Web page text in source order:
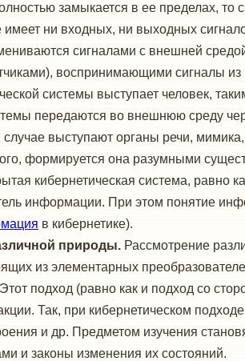
замыкается в ее пределах, то
имеет ни входных, ни выходных
сигналами с внешней
воспринимающими сигналы
системы выступает человек,
передаются во внешнюю среду
выступают органы речи, мимика,
формируется она разумными
кибернетическая система, равно
информации. При этом понятие
в кибернетике).
природы. Рассмотрение
из элементарных
Этот подход (равно как и подход со
Так, при кибернетическом
и др. Предметом изучения
и законы изменения их состояний.